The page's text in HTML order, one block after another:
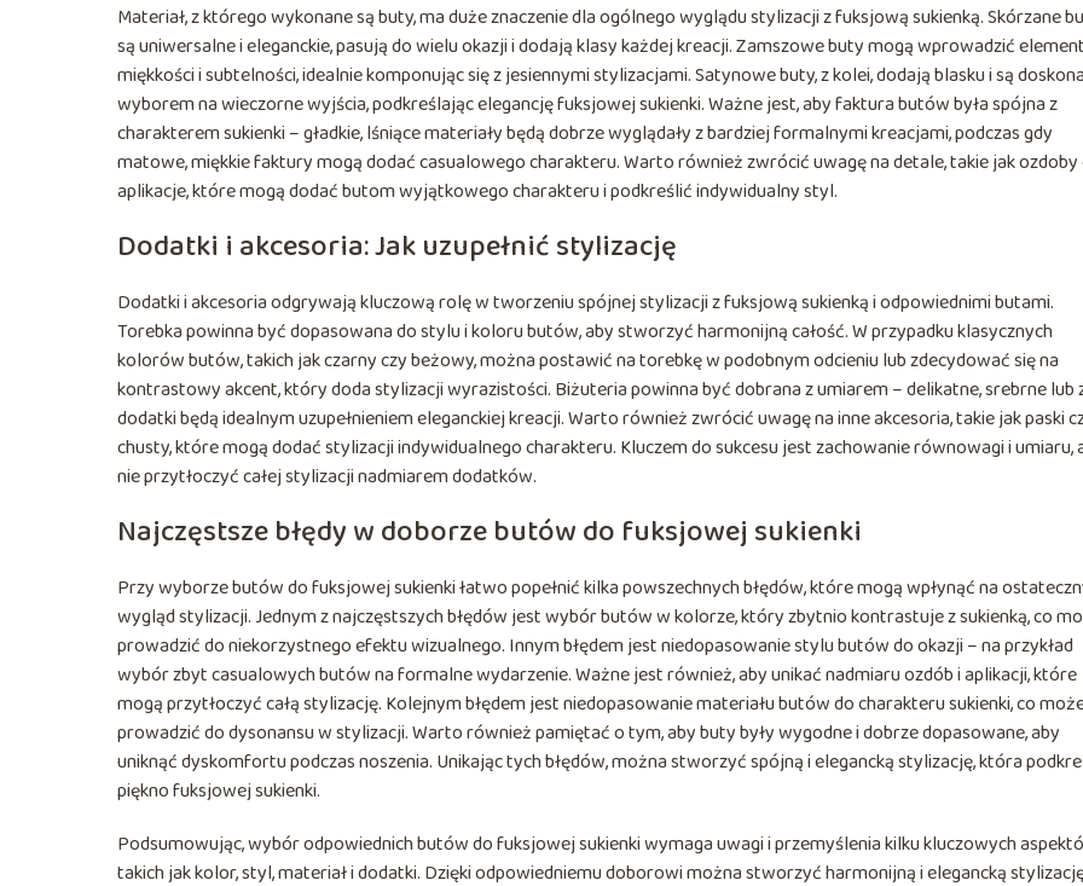
Materiał, z którego wykonane są buty, ma duże znaczenie dla ogólnego wyglądu stylizacji z fuksjową sukienką. Skórzane
są uniwersalne i eleganckie, pasują do wielu okazji i dodają klasy każdej kreacji. Zamszowe buty mogą wprowadzić element
miękkości i subtelności, idealnie komponując się z jesiennymi stylizacjami. Satynowe buty, z kolei, dodają blasku i są
wyborem na wieczorne wyjścia, podkreślając elegancję fuksjowej sukienki. Ważne jest, aby faktura butów była spójna z
charakterem sukienki – gładkie, lśniące materiały będą dobrze wyglądały z bardziej formalnymi kreacjami, podczas gdy
matowe, miękkie faktury mogą dodać casualowego charakteru. Warto również zwrócić uwagę na detale, takie jak ozdoby
aplikacje, które mogą dodać butom wyjątkowego charakteru i podkreślić indywidualny styl.
Dodatki i akcesoria: Jak uzupełnić stylizację
Dodatki i akcesoria odgrywają kluczową rolę w tworzeniu spójnej stylizacji z fuksjową sukienką i odpowiednimi butami.
Torebka powinna być dopasowana do stylu i koloru butów, aby stworzyć harmonijną całość. W przypadku klasycznych
kolorów butów, takich jak czarny czy beżowy, można postawić na torebkę w podobnym odcieniu lub zdecydować się na
kontrastowy akcent, który doda stylizacji wyrazistości. Biżuteria powinna być dobrana z umiarem – delikatne, srebrne lub
dodatki będą idealnym uzupełnieniem eleganckiej kreacji. Warto również zwrócić uwagę na inne akcesoria, takie jak paski
chusty, które mogą dodać stylizacji indywidualnego charakteru. Kluczem do sukcesu jest zachowanie równowagi i umiaru,
nie przytłoczyć całej stylizacji nadmiarem dodatków.
Najczęstsze błędy w doborze butów do fuksjowej sukienki
Przy wyborze butów do fuksjowej sukienki łatwo popełnić kilka powszechnych błędów, które mogą wpłynąć na
wygląd stylizacji. Jednym z najczęstszych błędów jest wybór butów w kolorze, który zbytnio kontrastuje z sukienką, co
prowadzić do niekorzystnego efektu wizualnego. Innym błędem jest niedopasowanie stylu butów do okazji – na przykład
wybór zbyt casualowych butów na formalne wydarzenie. Ważne jest również, aby unikać nadmiaru ozdób i aplikacji, które
mogą przytłoczyć całą stylizację. Kolejnym błędem jest niedopasowanie materiału butów do charakteru sukienki, co
prowadzić do dysonansu w stylizacji. Warto również pamiętać o tym, aby buty były wygodne i dobrze dopasowane, aby
uniknąć dyskomfortu podczas noszenia. Unikając tych błędów, można stworzyć spójną i elegancką stylizację, która
piękno fuksjowej sukienki.
Podsumowując, wybór odpowiednich butów do fuksjowej sukienki wymaga uwagi i przemyślenia kilku kluczowych
takich jak kolor, styl, materiał i dodatki. Dzięki odpowiedniemu doborowi można stworzyć harmonijną i elegancką